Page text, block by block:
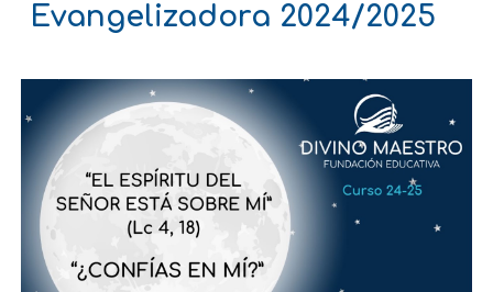
Evangelizadora 2024/2025